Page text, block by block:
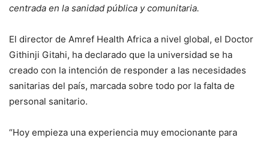
centrada en la sanidad pública y comunitaria.
El director de Amref Health Africa a nivel global, el Doctor
Githinji Gitahi, ha declarado que la universidad se ha
creado con la intención de responder a las necesidades
sanitarias del país, marcada sobre todo por la falta de
personal sanitario.
“Hoy empieza una experiencia muy emocionante para